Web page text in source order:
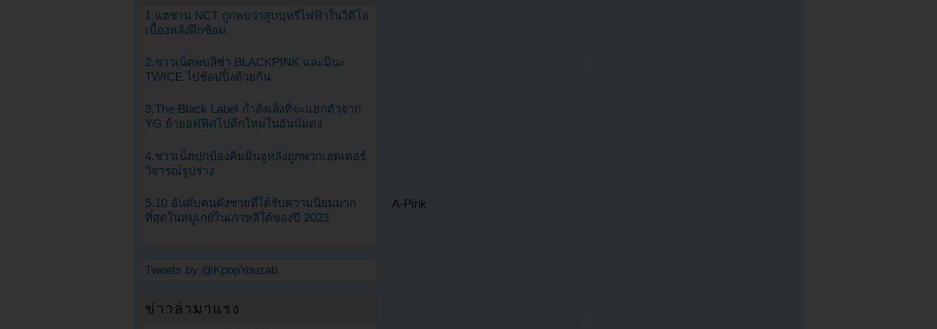
A-Pink
1.แฮชาน NCT ถูกพบว่าสูบบุหรี่ไฟฟ้าในวิดีโอ
เบื้องหลังฝึกซ้อม
2.ชาวเน็ตพบลิซ่า BLACKPINK และมินะ
TWICE ไปช้อปปิ้งด้วยกัน
3.The Black Label กำลังเล็งที่จะแยกตัวจาก
YG ย้ายอฟฟิศไปตึกใหม่ในฮันนัมดง
4.ชาวเน็ตปกป้องคิมมินจูหลังถูกพวกเฮดเตอร์
วิจารณ์รูปร่าง
5.10 อันดับคนดังชายที่ได้รับความนิยมมาก
ที่สุดในหมู่เกย์ในเกาหลีใต้ของปี 2023
Tweets by @KpopYouzab
ข่าวล่ามาแรง